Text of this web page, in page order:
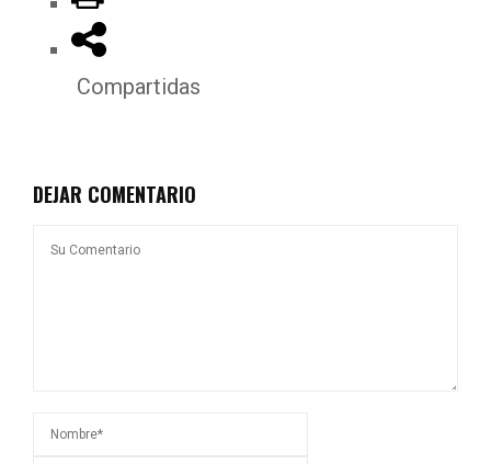
Compartidas
DEJAR COMENTARIO